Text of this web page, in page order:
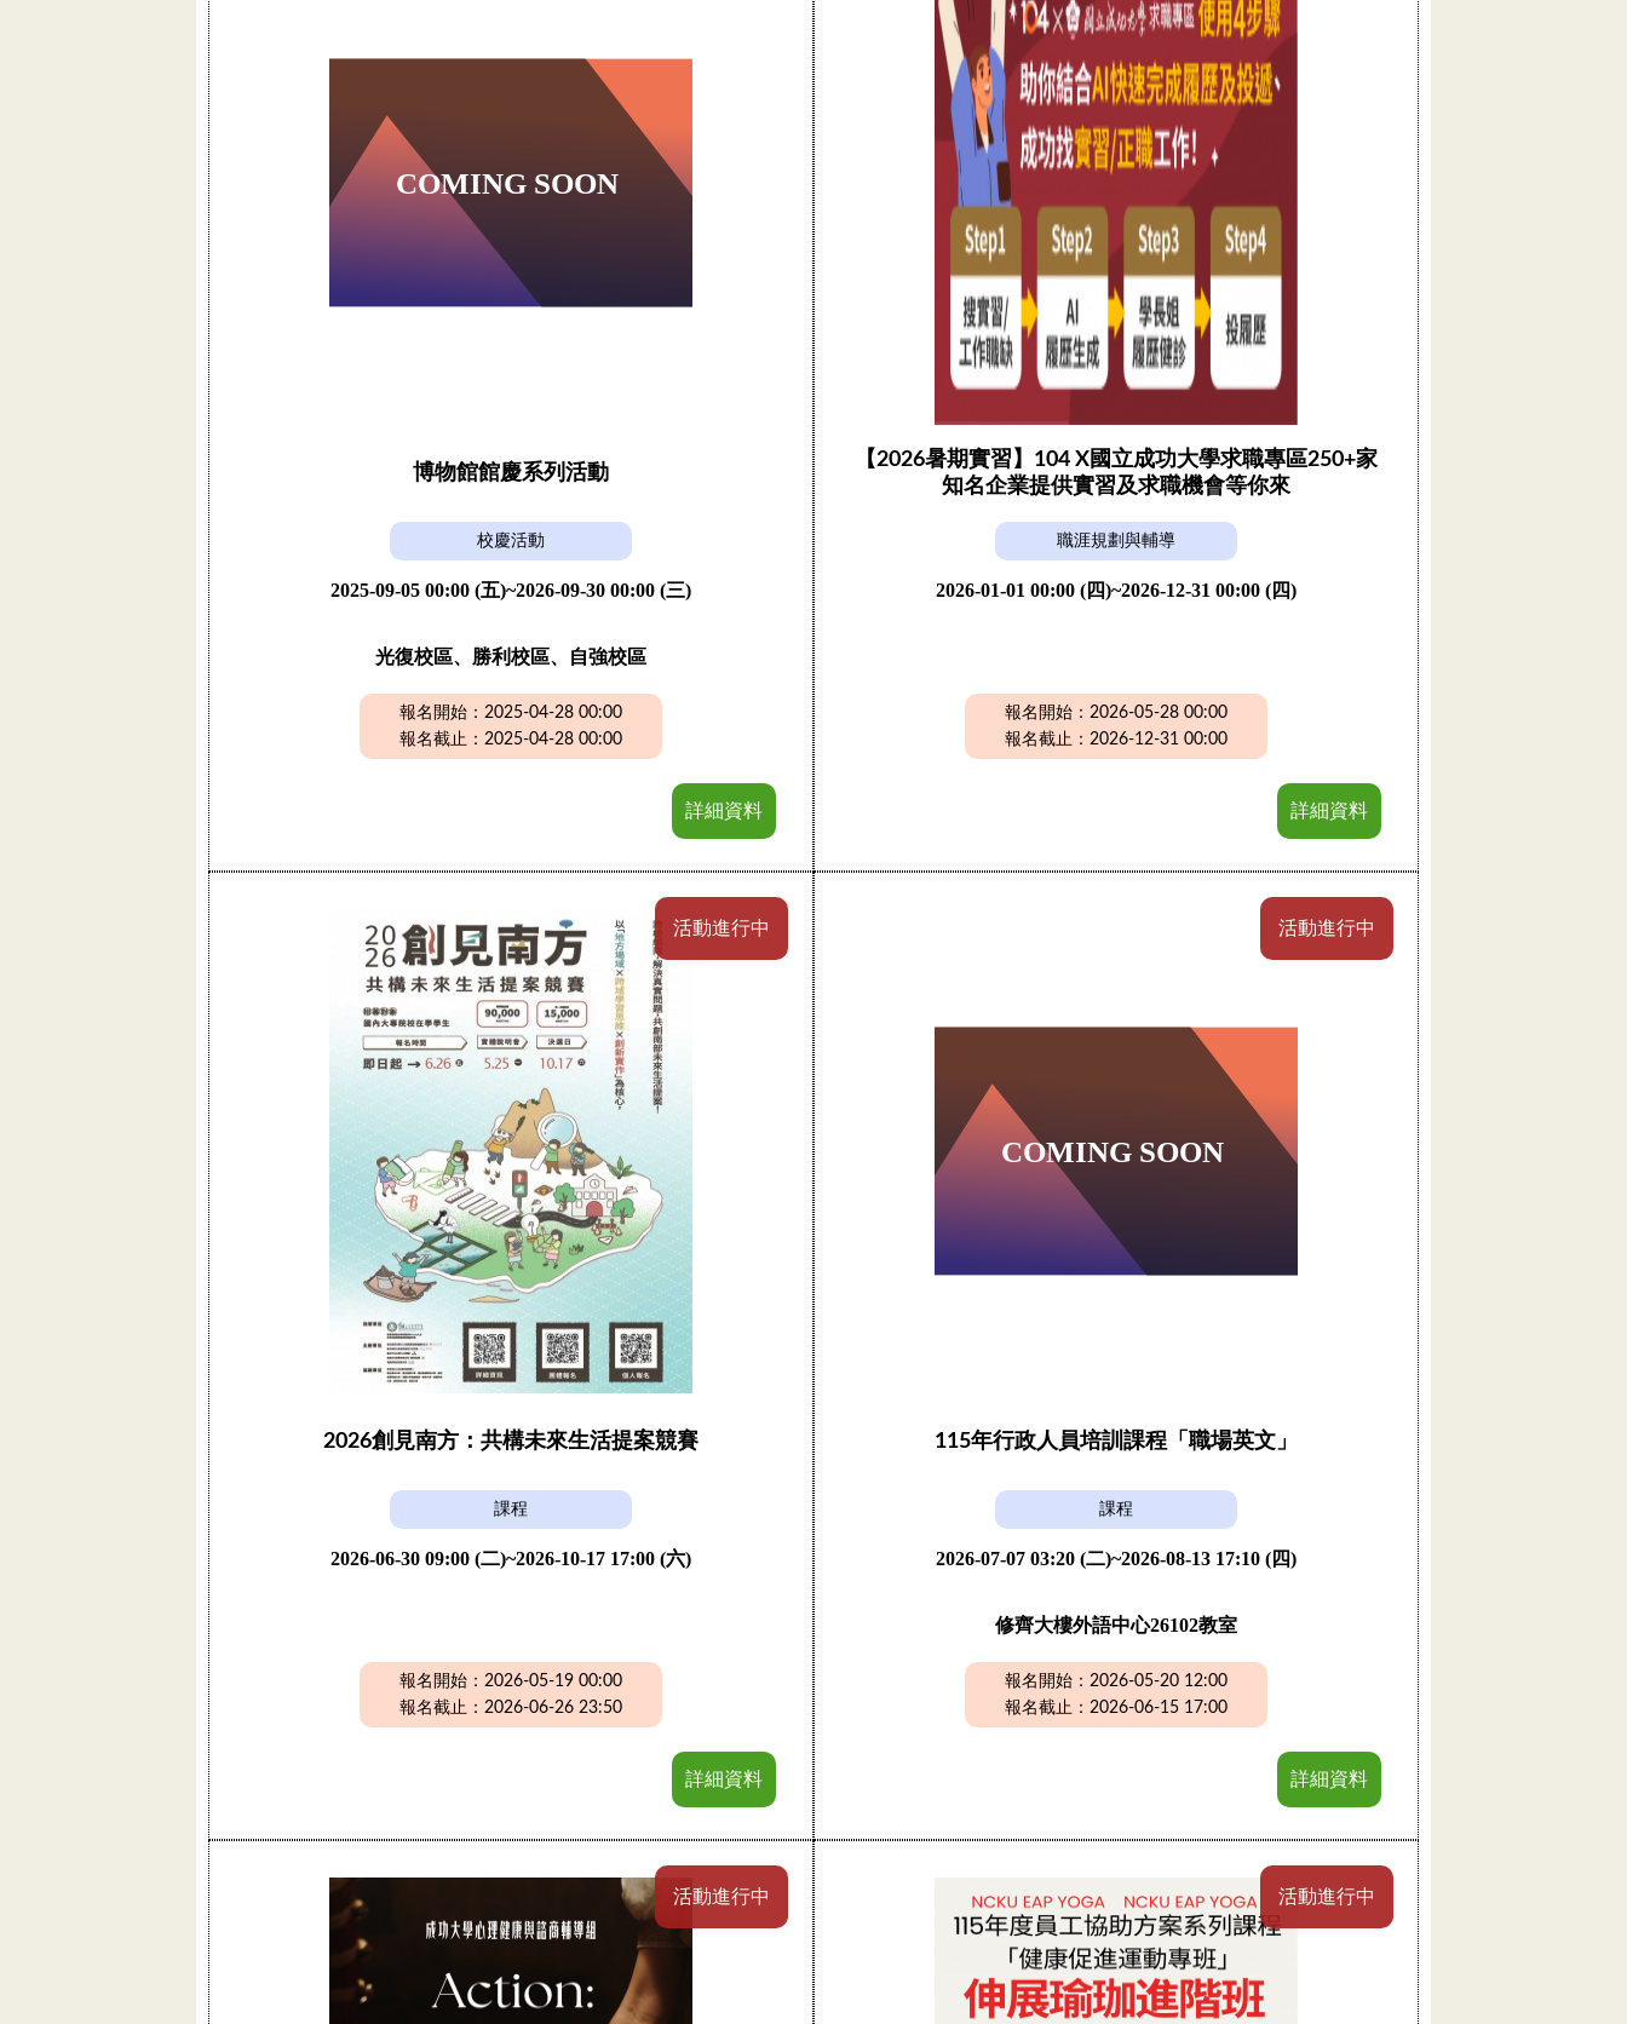
博物館館慶系列活動
校慶活動
2025-09-05 00:00 (五)~2026-09-30 00:00 (三)
光復校區、勝利校區、自強校區
報名開始：2025-04-28 00:00
報名截止：2025-04-28 00:00
詳細資料
【2026暑期實習】104 X國立成功大學求職專區250+家
知名企業提供實習及求職機會等你來
職涯規劃與輔導
2026-01-01 00:00 (四)~2026-12-31 00:00 (四)
報名開始：2026-05-28 00:00
報名截止：2026-12-31 00:00
詳細資料
活動進行中
2026創見南方：共構未來生活提案競賽
課程
2026-06-30 09:00 (二)~2026-10-17 17:00 (六)
報名開始：2026-05-19 00:00
報名截止：2026-06-26 23:50
詳細資料
活動進行中
115年行政人員培訓課程「職場英文」
課程
2026-07-07 03:20 (二)~2026-08-13 17:10 (四)
修齊大樓外語中心26102教室
報名開始：2026-05-20 12:00
報名截止：2026-06-15 17:00
詳細資料
活動進行中 活動進行中